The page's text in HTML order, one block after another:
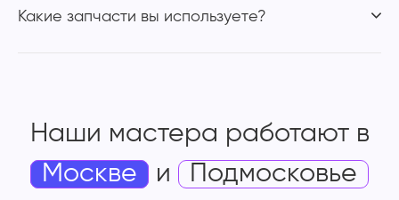
Какие запчасти вы используете?
Наши мастера работают в
Москве
и Подмосковье